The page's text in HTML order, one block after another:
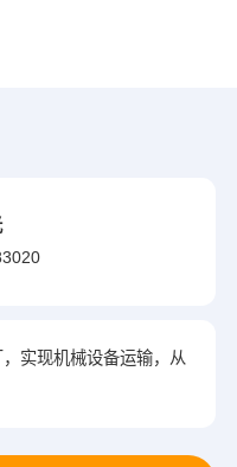
实现机械设备运输，从